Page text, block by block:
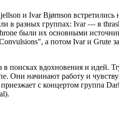
и Ivar Bjørnson встретились
разных группах: Ivar — в
были их основными
а потом Ivar и Grute
вдохновения и идей.
Они начинают работу и
с концертом группа